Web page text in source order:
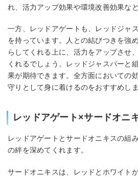
れ、活力アップ効果や環境改善効果な
一方、レッドアゲートも、レッドジャ
を持っています。人との結びつきを強
らしてくれる上に、活力をアップさせ
くれるでしょう。レッドジャスパーと
果が期待できます。全方面においての
守りとして身に着けるのをおすすめしま
レッドアゲート×サードオニ
レッドアゲートとサードオニキスの組
の絆を深めてくれます。
サードオニキスは、レッドとホワイト